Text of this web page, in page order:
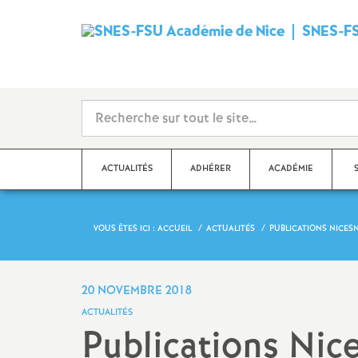
SNES-
ACTUALITÉS ADHÉRER
Stages syndicaux
Adhérer au SNES-FSU
ACADÉMIE
VOUS ÊTES ICI : ACCUEIL ACTUALITÉS PUBLICATIONS
20 NOVEMBRE 2018
ACTUALITÉS
Publications